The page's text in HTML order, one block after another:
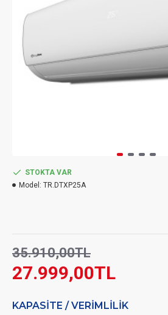
27.999,00TL
35.910,00TL
STOKTA VAR
Model: TR.DTXP25A
KAPASITE / VERIMLILIK